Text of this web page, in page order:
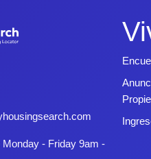
- Friday 9am -